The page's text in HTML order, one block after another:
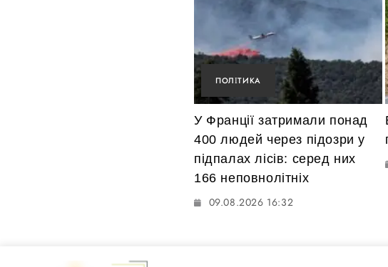
ПОЛІТИКА
У Франції затримали понад
400 людей через підозри у
підпалах лісів: серед них
166 неповнолітніх
09.08.2026 16:32